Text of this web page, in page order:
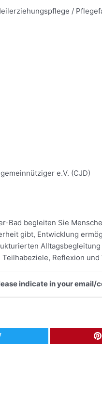
/
e.V. (CJD)
Bad begleiten Sie
gibt, Entwicklung
Reflexion
indicate in your